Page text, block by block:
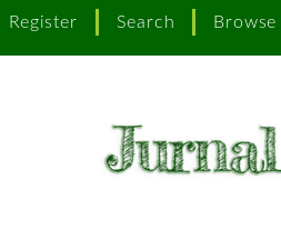
Register Search Browse